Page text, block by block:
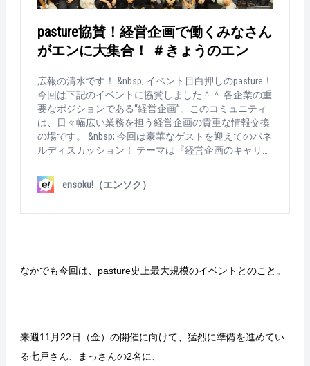
の時間ぎりぎりまでお話されていました！ &nbsp; &nbs
p; たくさんの参加者の方に来ていただいた本イベント
もこちらで終了！ 次回はどんなイベントになるのでし
のfacebookページにて最新情報をチェック！ https://w
ww.facebook.com/pasture.en/ &nbsp; &nbsp; それで
は！！ &nbsp;
加いただきました！ まずはpasture・高澤さんが登場！
す。 続いて、今回のゲストスピーカー！みらいワーク
ス社代表の岡本さんが登壇！ フリーランス人材の活用
において企業が抱える悩みや不安。それらに具体的な
アドバイスを示していただきました。 高澤さんとのパ
ネルディスカッションも実施！ 会場からの質問にも丁
寧に回答いただきました。 イベント後の懇親会も盛
況！今回のイベントも大成功ですね！ &nbsp; &nbsp; フ
リーランス人材の活用は、人材不足に苦しむ企業の、
希望の光となるはず。 フリーランスマネジメントツー
ル『pasture』はもちろん、こうしたイベントを通じ
岡本さん、ありがとうございました！ &nbsp; 最新イベ
ク！ https://www.facebook.com/pasture.en/ &nbsp; 過去
pasture協賛！経営企画で働くみなさん
がエンに大集合！ ＃きょうのエン
広報の清水です！ &nbsp; イベント目白押しのpasture！
今回は下記のイベントに協賛しました＾＾ 各企業の重
要なポジションである“経営企画”。このコミュニティ
は、日々幅広い業務を担う経営企画の貴重な情報交換
の場です。 &nbsp; 今回は豪華なゲストを迎えてのパネ
ルディスカッション！ テーマは『経営企画のキャリア
のメンバーもお手伝い！ ゲストであるパネラーもさる
ことながら、参加者も満員の予定！準備に余念があり
株式会社ベーシックで経営企画を務める福田さん！ い
リアの棚卸しもしながら・・・ 経営企画職として多く
の経験をしてきた方々をゲストとしてお呼びし、自身
の体験談を話していただきました！ 前半のパネルディ
ensoku!（エンソク）
なかでも今回は、pasture史上最大規模のイベントとのこと。
来週11月22日（金）の開催に向けて、猛烈に準備を進めてい
る七戸さん、まっさんの2名に、